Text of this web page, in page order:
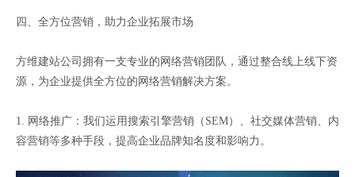
四、全方位营销，助力企业拓展市场
方维建站公司拥有一支专业的网络营销团队，通过整合线上线下资
源，为企业提供全方位的网络营销解决方案。
1. 网络推广：我们运用搜索引擎营销（SEM）、社交媒体营销、内
容营销等多种手段，提高企业品牌知名度和影响力。